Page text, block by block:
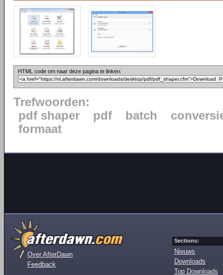
HTML code om naar deze pagina te linken:
Trefwoorden:
pdf shaper
pdf batch
formaat
Over AfterDawn
Feedback
Sections:
Nieuws
Downloads
Top Downloads